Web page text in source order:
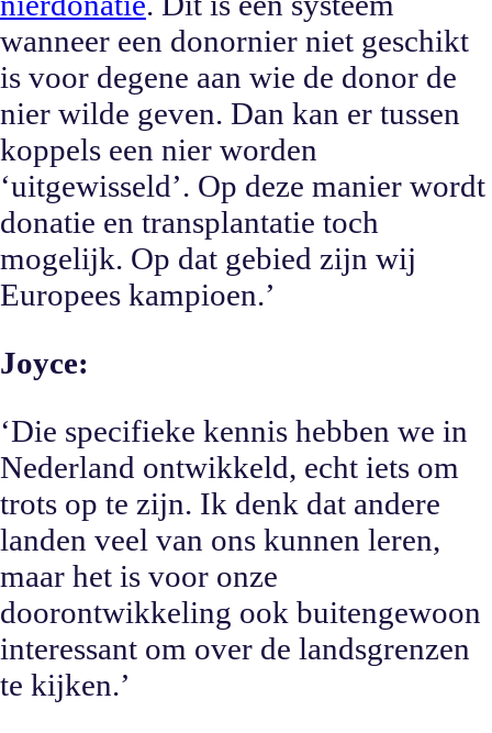
wanneer een donornier niet geschikt
is voor degene aan wie de donor de
nier wilde geven. Dan kan er tussen
koppels een nier worden
‘uitgewisseld’. Op deze manier wordt
donatie en transplantatie toch
mogelijk. Op dat gebied zijn wij
Europees kampioen.’
Joyce:
‘Die specifieke kennis hebben we in
Nederland ontwikkeld, echt iets om
trots op te zijn. Ik denk dat andere
landen veel van ons kunnen leren,
maar het is voor onze
doorontwikkeling ook buitengewoon
interessant om over de landsgrenzen
te kijken.’